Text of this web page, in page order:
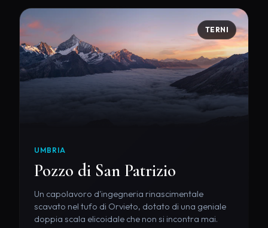
TERNI
UMBRIA
Pozzo di San Patrizio
Un capolavoro d'ingegneria rinascimentale
scavato nel tufo di Orvieto, dotato di una geniale
doppia scala elicoidale che non si incontra mai.